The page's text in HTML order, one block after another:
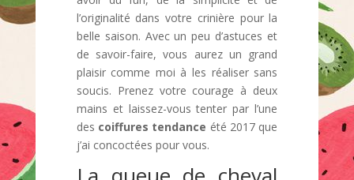
l’originalité dans votre crinière pour la
belle saison. Avec un peu d’astuces et
de savoir-faire, vous aurez un grand
plaisir comme moi à les réaliser sans
soucis. Prenez votre courage à deux
mains et laissez-vous tenter par l’une
des coiffures tendance été 2017 que
j’ai concoctées pour vous.